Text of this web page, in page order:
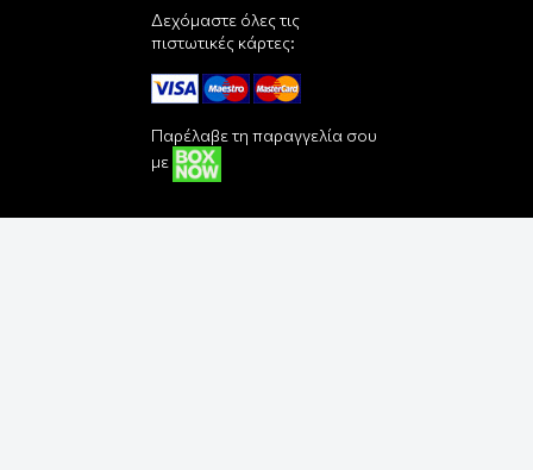
Δεχόμαστε όλες τις
πιστωτικές κάρτες:
Παρέλαβε τη παραγγελία σου
με